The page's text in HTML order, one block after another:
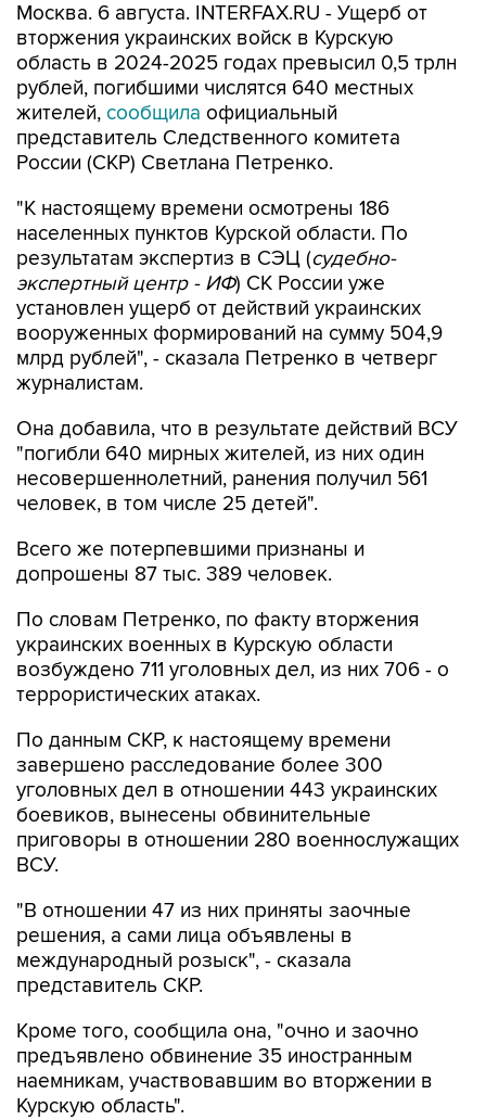
Москва. 6 августа. INTERFAX.RU - Ущерб от
вторжения украинских войск в Курскую
область в 2024-2025 годах превысил 0,5 трлн
рублей, погибшими числятся 640 местных
жителей, сообщила официальный
представитель Следственного комитета
России (СКР) Светлана Петренко.
"К настоящему времени осмотрены 186
населенных пунктов Курской области. По
результатам экспертиз в СЭЦ (судебно-
экспертный центр - ИФ) СК России уже
установлен ущерб от действий украинских
вооруженных формирований на сумму 504,9
млрд рублей", - сказала Петренко в четверг
журналистам.
Она добавила, что в результате действий ВСУ
"погибли 640 мирных жителей, из них один
несовершеннолетний, ранения получил 561
человек, в том числе 25 детей".
Всего же потерпевшими признаны и
допрошены 87 тыс. 389 человек.
По словам Петренко, по факту вторжения
украинских военных в Курскую области
возбуждено 711 уголовных дел, из них 706 - о
террористических атаках.
По данным СКР, к настоящему времени
завершено расследование более 300
уголовных дел в отношении 443 украинских
боевиков, вынесены обвинительные
приговоры в отношении 280 военнослужащих
ВСУ.
"В отношении 47 из них приняты заочные
решения, а сами лица объявлены в
международный розыск", - сказала
представитель СКР.
Кроме того, сообщила она, "очно и заочно
предъявлено обвинение 35 иностранным
наемникам, участвовавшим во вторжении в
Курскую область".